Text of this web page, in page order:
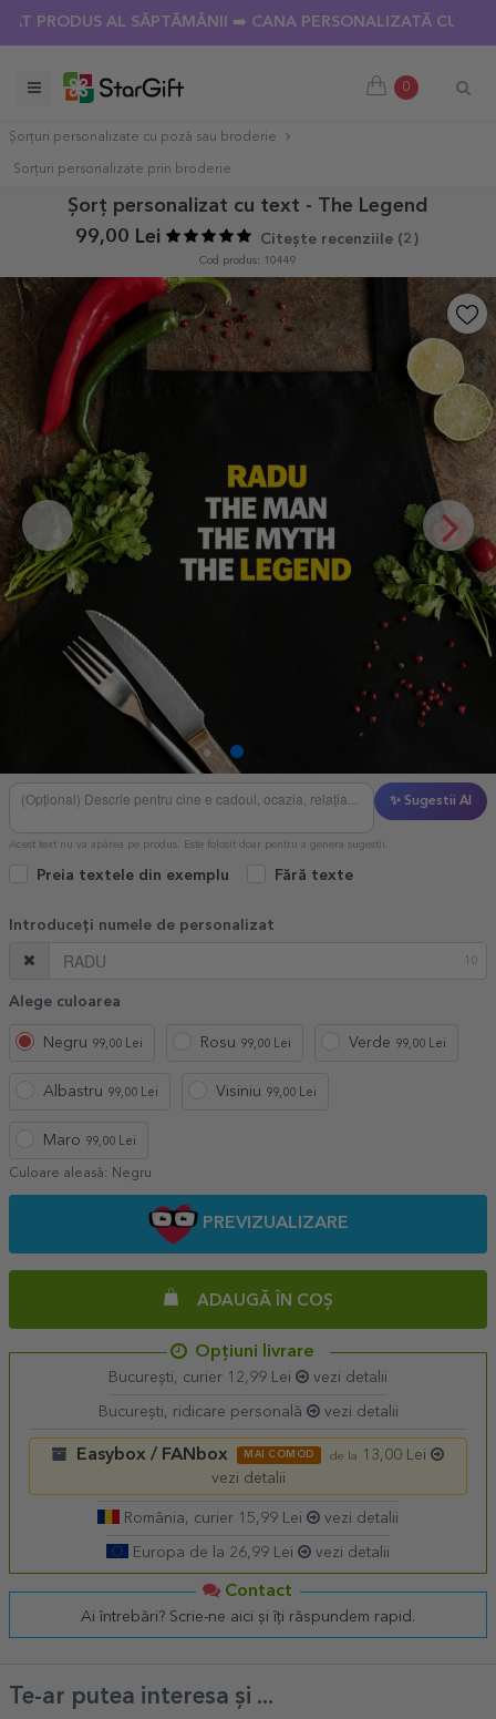
AL SĂPTĂMÂNII ➡️ CANA PERSONALIZATĂ CU 18 POZE
0
Șorțuri personalizate cu poză sau broderie
Sorțuri personalizate prin broderie
Șorț personalizat cu text - The Legend
99,00 Lei
Citește recenziile (2 )
Cod produs: 10449
✨ Sugestii AI
Acest text nu va apărea pe produs. Este folosit doar pentru a genera sugestii.
Preia textele din exemplu Fără texte
Introduceți numele de personalizat
10
Alege culoarea
Negru 99,00 Lei Rosu 99,00 Lei Verde 99,00 Lei
Albastru 99,00 Lei Visiniu 99,00 Lei
Maro 99,00 Lei
Culoare aleasă: Negru
PREVIZUALIZARE
ADAUGĂ ÎN COȘ
Opțiuni livrare
București, curier 12,99 Lei vezi detalii
București, ridicare personală vezi detalii
Easybox / FANbox MAI COMOD de la
13,00 Lei
vezi detalii
România, curier 15,99 Lei vezi detalii
Europa de la 26,99 Lei vezi detalii
Contact
Ai întrebări? Scrie-ne aici și îți răspundem rapid.
Te-ar putea interesa și ...